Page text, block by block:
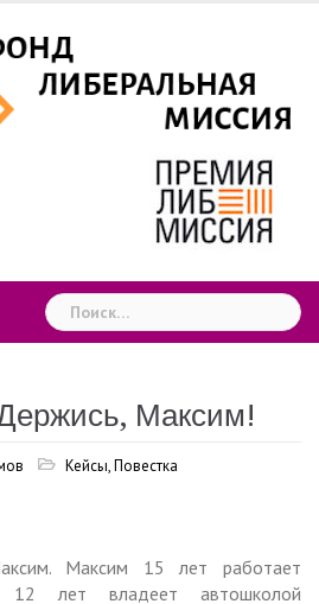
Найти:
Максим!
Кейсы,Повестка
Максим 15 лет работает
12 лет владеет автошколой